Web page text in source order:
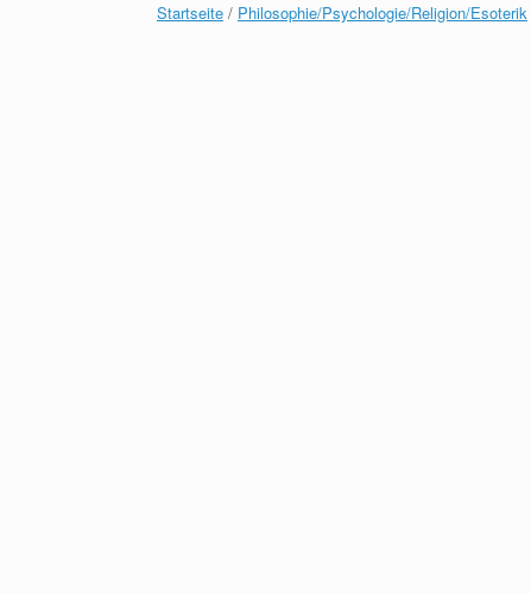
Startseite / Philosophie/Psychologie/Religion/Esoterik